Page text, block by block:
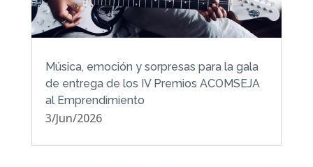
Música, emoción y sorpresas para la gala
de entrega de los IV Premios ACOMSEJA
al Emprendimiento
3/Jun/2026